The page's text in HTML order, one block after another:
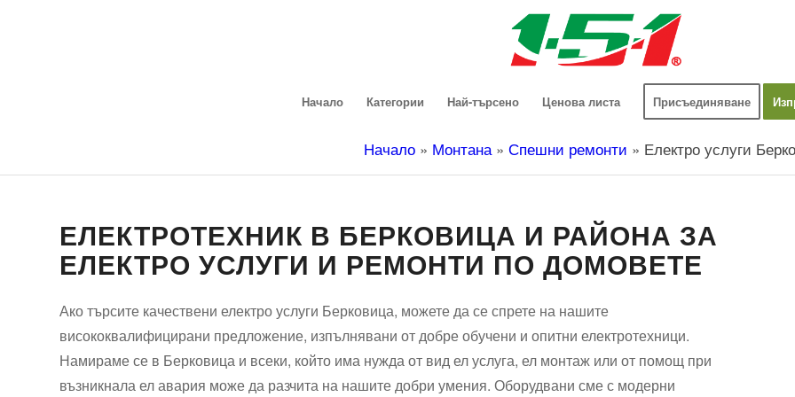
Начало Категории Най-търсено Ценова листа Присъединяване
Начало» Монтана» Спешни ремонти » Електро услуги
ЕЛЕКТРОТЕХНИК В БЕРКОВИЦА И РАЙОНА ЗА
ЕЛЕКТРО УСЛУГИ И РЕМОНТИ ПО ДОМОВЕТЕ
Ако търсите качествени електро услуги Берковица, можете да се спрете на нашите
висококвалифицирани предложение, изпълнявани от добре обучени и опитни електротехници.
Намираме се в Берковица и всеки, който има нужда от вид ел услуга, ел монтаж или от помощ при
възникнала ел авария може да разчита на нашите добри умения. Оборудвани сме с модерни